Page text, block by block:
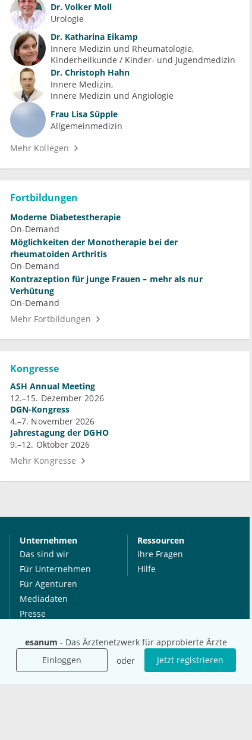
esanum - Das Ärztenetzwerk für approbierte Ärzte
Einloggen
oder Jetzt registrieren
Dr. Volker Moll
Urologie
Dr. Katharina Eikamp
Innere Medizin und Rheumatologie
Kinderheilkunde / Kinder- und Jugendmedizin
Dr. Christoph Hahn
Innere Medizin
Innere Medizin und Angiologie
Frau Lisa Süpple
Allgemeinmedizin
Mehr Kollegen
Fortbildungen
Moderne Diabetestherapie
On-Demand
Möglichkeiten der Monotherapie bei der
rheumatoiden Arthritis
On-Demand
Kontrazeption für junge Frauen – mehr als nur
Verhütung
On-Demand
Mehr Fortbildungen
Kongresse
ASH Annual Meeting
12.–15. Dezember 2026
DGN-Kongress
4.–7. November 2026
Jahrestagung der DGHO
9.–12. Oktober 2026
Mehr Kongresse
Unternehmen
Das sind wir
Für Unternehmen
Für Agenturen
Mediadaten
Presse
Jobs
Ressourcen
Ihre Fragen
Hilfe
International
Social Media